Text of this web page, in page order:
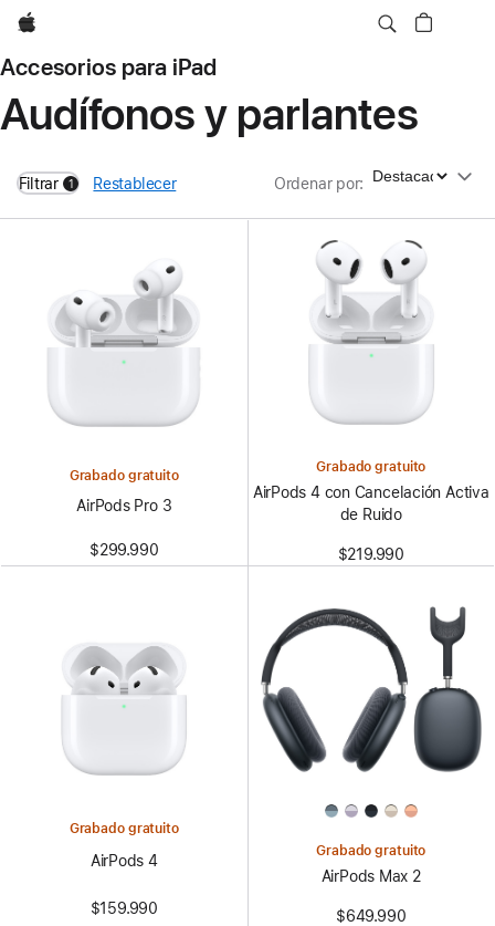
Apple
Accesorios para iPad
Audífonos y parlantes
Filtrar 1
filters active
Restablecer Ordenar por: Ordenar por
Grabado gratuito
AirPods Pro 3
$299.990
Grabado gratuito
AirPods 4 con Cancelación Activa
de Ruido
$219.990
Grabado gratuito
AirPods 4
$159.990
Grabado gratuito
AirPods Max 2
$649.990